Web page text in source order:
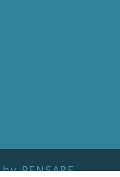
PENSARE.